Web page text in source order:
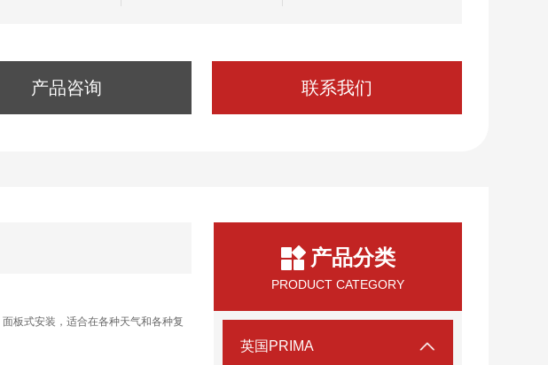
产品咨询 联系我们
板式安装，适合在各种天气和各种复
产品分类
PRODUCT CATEGORY
英国PRIMA